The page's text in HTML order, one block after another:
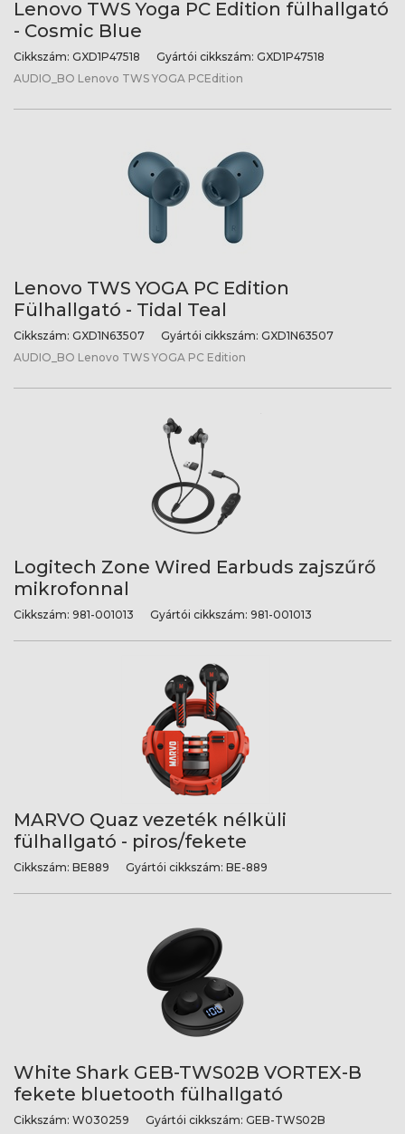
Lenovo TWS Yoga PC Edition fülhallgató
- Cosmic Blue
Cikkszám: GXD1P47518 Gyártói cikkszám: GXD1P47518
AUDIO_BO Lenovo TWS YOGA PCEdition
Lenovo TWS YOGA PC Edition
Fülhallgató - Tidal Teal
Cikkszám: GXD1N63507 Gyártói cikkszám: GXD1N63507
AUDIO_BO Lenovo TWS YOGA PC Edition
Logitech Zone Wired Earbuds zajszűrő
mikrofonnal
Cikkszám: 981-001013 Gyártói cikkszám: 981-001013
MARVO Quaz vezeték nélküli
fülhallgató - piros/fekete
Cikkszám: BE889 Gyártói cikkszám: BE-889
White Shark GEB-TWS02B VORTEX-B
fekete bluetooth fülhallgató
Cikkszám: W030259 Gyártói cikkszám: GEB-TWS02B